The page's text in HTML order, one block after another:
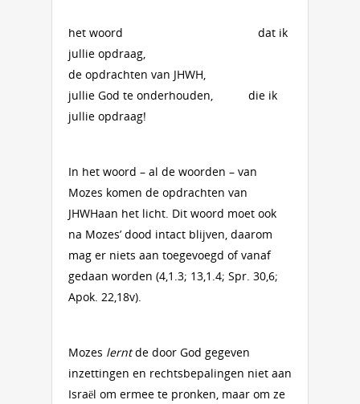
het woord dat ik
jullie opdraag,
de opdrachten van JHWH,
jullie God te onderhouden, die ik
jullie opdraag!
In het woord – al de woorden – van
Mozes komen de opdrachten van
JHWHaan het licht. Dit woord moet ook
na Mozes’ dood intact blijven, daarom
mag er niets aan toegevoegd of vanaf
gedaan worden (4,1.3; 13,1.4; Spr. 30,6;
Apok. 22,18v).
Mozes lerntde door God gegeven
inzettingen en rechtsbepalingen niet aan
Israël om ermee te pronken, maar om ze